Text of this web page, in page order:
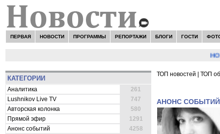
ПЕРВАЯ НОВОСТИ ПРОГРАММЫ РЕПОРТАЖИ БЛОГИ ГОСТИ
КАТЕГОРИИ
Аналитика
261
Lushnikov Live TV
747
Авторская колонка
580
Прямой эфир
1291
Анонс событий
4258
ТОП новостей ТОП
АНОНС СОБЫТИЙ